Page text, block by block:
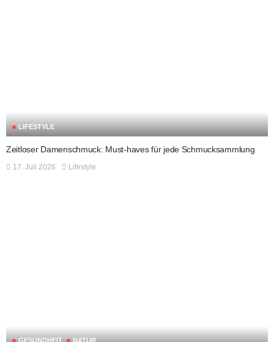
LIFESTYLE
Zeitloser Damenschmuck: Must-haves für jede Schmucksammlung
17. Juli 2026 Lifestyle
GESUNDHEIT NATUR